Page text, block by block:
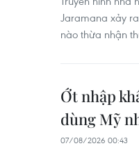
Jaramana xảy
nào thừa nhận
Ớt nhập
dùng Mỹ
07/08/2026 00:43